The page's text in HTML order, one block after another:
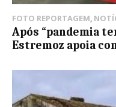
FOTO REPORTAGEM,
Após “pandemia
Estremoz apoia